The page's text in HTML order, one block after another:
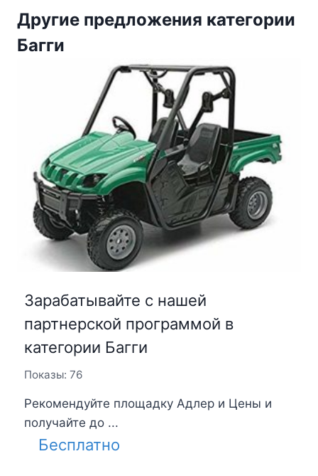
Другие предложения категории
Багги
Зарабатывайте с нашей
партнерской программой в
категории Багги
Показы: 76
Рекомендуйте площадку Адлер и Цены и
получайте до ...
Бесплатно